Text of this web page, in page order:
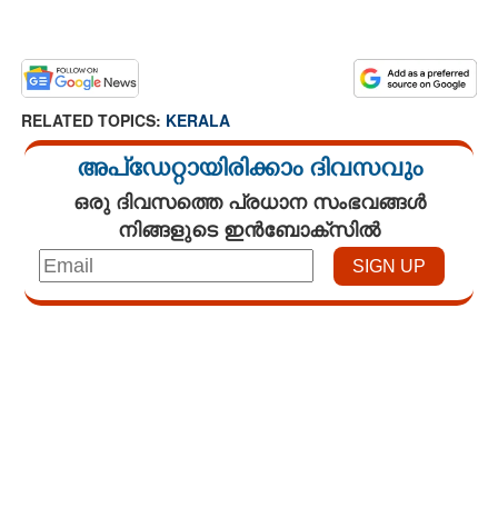
RELATED TOPICS: KERALA
അപ്ഡേറ്റായിരിക്കാം ദിവസവും
ഒരു ദിവസത്തെ പ്രധാന സംഭവങ്ങൾ
നിങ്ങളുടെ ഇൻബോക്സിൽ